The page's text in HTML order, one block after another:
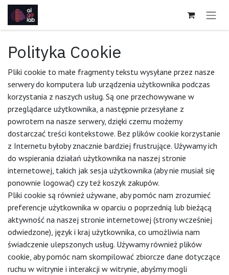
Skip to Content
Polityka Cookie
Pliki cookie to małe fragmenty tekstu wysyłane przez nasze
serwery do komputera lub urządzenia użytkownika podczas
korzystania z naszych usług. Są one przechowywane w
przeglądarce użytkownika, a następnie przesyłane z
powrotem na nasze serwery, dzięki czemu możemy
dostarczać treści kontekstowe. Bez plików cookie korzystanie
z Internetu byłoby znacznie bardziej frustrujące. Używamy ich
do wspierania działań użytkownika na naszej stronie
internetowej, takich jak sesja użytkownika (aby nie musiał się
ponownie logować) czy też koszyk zakupów.
Pliki cookie są również używane, aby pomóc nam zrozumieć
preferencje użytkownika w oparciu o poprzednią lub bieżącą
aktywność na naszej stronie internetowej (strony wcześniej
odwiedzone), język i kraj użytkownika, co umożliwia nam
świadczenie ulepszonych usług. Używamy również plików
cookie, aby pomóc nam skompilować zbiorcze dane dotyczące
ruchu w witrynie i interakcji w witrynie, abyśmy mogli